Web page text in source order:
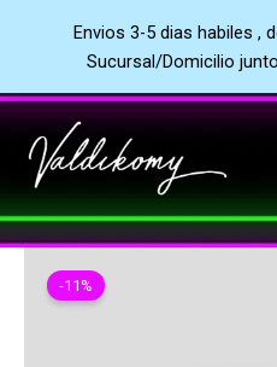
Envios 3-5 dias habiles ,
Sucursal/Domicilio
al
contenido
-11%